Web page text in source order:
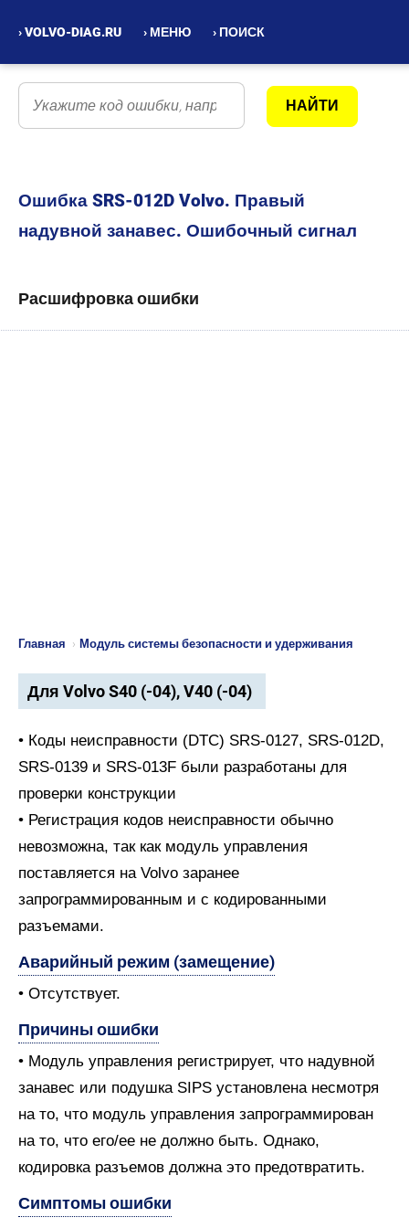
› VOLVO-DIAG.RU › МЕНЮ › ПОИСК
Ошибка SRS-012D Volvo. Правый
надувной занавес. Ошибочный сигнал
Расшифровка ошибки
Главная › Модуль системы безопасности и удерживания
Для Volvo S40 (-04), V40 (-04)
• Коды неисправности (DTC) SRS-0127, SRS-012D,
SRS-0139 и SRS-013F были разработаны для
проверки конструкции
• Регистрация кодов неисправности обычно
невозможна, так как модуль управления
поставляется на Volvo заранее
запрограммированным и с кодированными
разъемами.
Аварийный режим (замещение)
• Отсутствует.
Причины ошибки
• Модуль управления регистрирует, что надувной
занавес или подушка SIPS установлена несмотря
на то, что модуль управления запрограммирован
на то, что его/ее не должно быть. Однако,
кодировка разъемов должна это предотвратить.
Симптомы ошибки